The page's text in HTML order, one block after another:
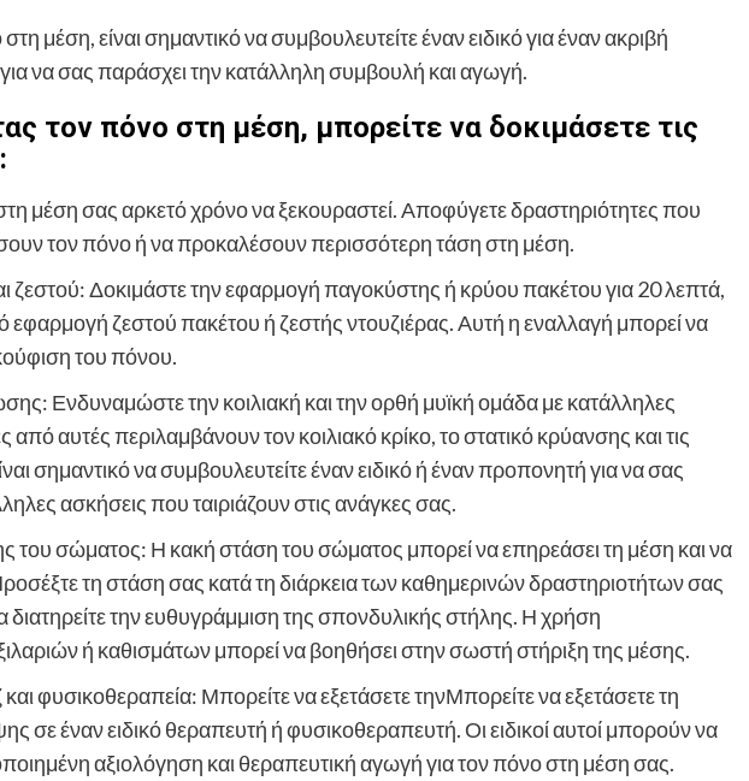
μέση, είναι σημαντικό να συμβουλευτείτε έναν ειδικό για έναν ακριβή
να σας παράσχει την κατάλληλη συμβουλή και αγωγή.
τον πόνο στη μέση, μπορείτε να δοκιμάσετε τις
μέση σας αρκετό χρόνο να ξεκουραστεί. Αποφύγετε δραστηριότητες που
τον πόνο ή να προκαλέσουν περισσότερη τάση στη μέση.
ζεστού: Δοκιμάστε την εφαρμογή παγοκύστης ή κρύου πακέτου για 20 λεπτά,
ζεστού πακέτου ή ζεστής ντουζιέρας. Αυτή η εναλλαγή μπορεί να
του πόνου.
Ενδυναμώστε την κοιλιακή και την ορθή μυϊκή ομάδα με κατάλληλες
από αυτές περιλαμβάνουν τον κοιλιακό κρίκο, το στατικό κρύανσης και τις
σημαντικό να συμβουλευτείτε έναν ειδικό ή έναν προπονητή για να σας
ασκήσεις που ταιριάζουν στις ανάγκες σας.
του σώματος: Η κακή στάση του σώματος μπορεί να επηρεάσει τη μέση και να
τη στάση σας κατά τη διάρκεια των καθημερινών δραστηριοτήτων σας
την ευθυγράμμιση της σπονδυλικής στήλης. Η χρήση
ή καθισμάτων μπορεί να βοηθήσει στην σωστή στήριξη της μέσης.
φυσικοθεραπεία: Μπορείτε να εξετάσετε τηνΜπορείτε να εξετάσετε τη
σε έναν ειδικό θεραπευτή ή φυσικοθεραπευτή. Οι ειδικοί αυτοί μπορούν να
αξιολόγηση και θεραπευτική αγωγή για τον πόνο στη μέση σας.